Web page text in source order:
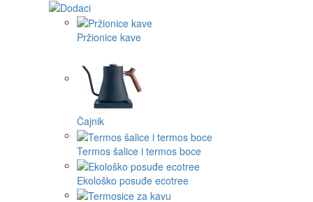
Pržionice kave
Čajnik
Termos šalice i termos boce
Ekološko posuđe ecotree